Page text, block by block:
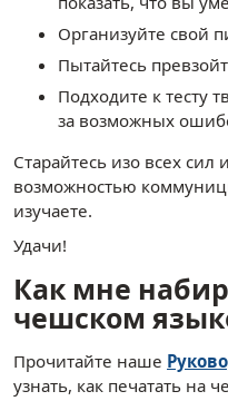
Организуйте свой
Пытайтесь
Подходите к тесту
за возможных
Старайтесь изо всех сил
возможностью
изучаете.
Удачи!
Как мне
чешском
Прочитайте наше
узнать, как печатать на